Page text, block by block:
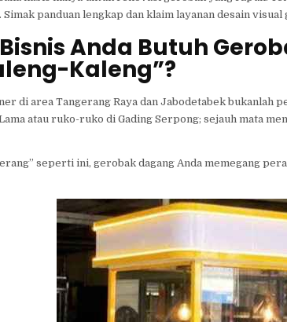
panduan lengkap dan klaim layanan desain visual
Anda Butuh
Kaleng”?
di area Tangerang Raya dan Jabodetabek bukanlah
atau ruko-ruko di Gading Serpong; sejauh mata
seperti ini, gerobak dagang Anda memegang